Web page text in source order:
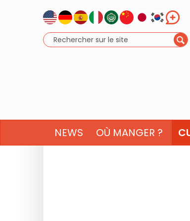
NEWS OÙ MANGER ?